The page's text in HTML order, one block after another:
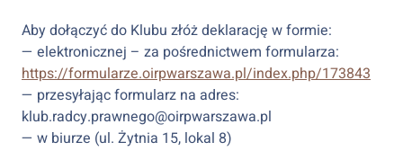
Aby dołączyć do Klubu złóż deklarację w formie:
— elektronicznej – za pośrednictwem formularza:
https://formularze.oirpwarszawa.pl/index.php/173843
— przesyłając formularz na adres:
klub.radcy.prawnego@oirpwarszawa.pl
— w biurze (ul. Żytnia 15, lokal 8)